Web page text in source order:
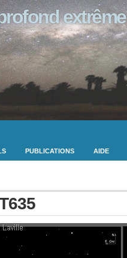
extrême
PUBLICATIONS AIDE